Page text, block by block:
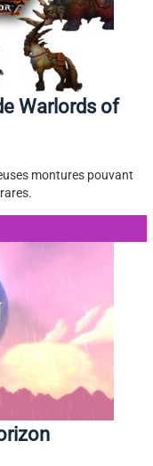
Warlords of
montures pouvant